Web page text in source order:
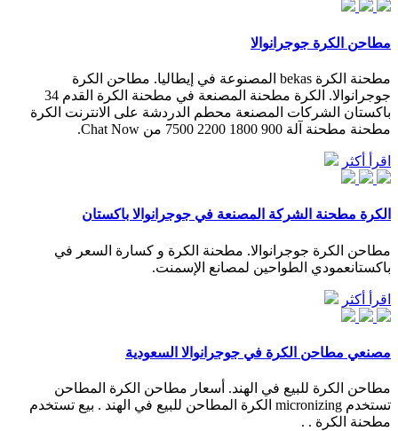
مطاحن الكرة جوجرانوالا
مطحنة الكرة bekas المصنوعة في إيطاليا. مطاحن الكرة
جوجرانوالا. الكرة مطحنة المصنعة في مطحنة الكرة القدم 34
باكستان الشركات المصنعة محطم الدردشة على الانترنت الكرة
مطحنة مطحنة آلة 900 1800 2200 7500 من Chat Now.
اقرأ أكثر
الكرة مطحنة الشركة المصنعة في جوجرانوالا باكستان
مطاحن الكرة جوجرانوالا. مطحنة الكرة و كسارة السعر في
باكستانعمودي الطواحين لمصانع الإسمنت.
اقرأ أكثر
مصنعي مطاحن الكرة في جوجرانوالا السعودية
مطاحن الكرة للبيع في الهند. أسعار مطاحن الكرة المطاحن
تستخدم micronizing الكرة المطاحن للبيع في الهند . بيع تستخدم
مطحنة الكرة . .